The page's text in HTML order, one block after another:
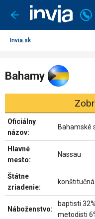
Ísť
späť
Invia.sk
Bahamy
Oficiálny
názov:
Bahamské
Hlavné
mesto:
Nassau
Štátne
zriadenie:
Náboženstvo:
baptisti
metodisti